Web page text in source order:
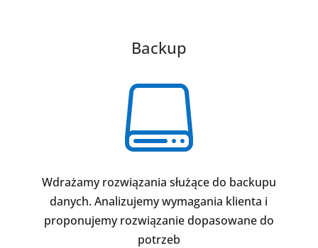
Backup

Wdrażamy rozwiązania służące do backupu
danych. Analizujemy wymagania klienta i
proponujemy rozwiązanie dopasowane do
potrzeb